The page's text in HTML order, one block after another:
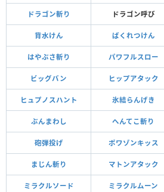
ドラゴン斬り ドラゴン呼び
背水けん ばくれつけん
はやぶさ斬り パワフルスロー
ビッグバン ヒップアタック
ヒュプノスハント 氷結らんげき
ぶんまわし へんてこ斬り
砲弾投げ ポワゾンキッス
まじん斬り マトンアタック
ミラクルソード ミラクルムーン